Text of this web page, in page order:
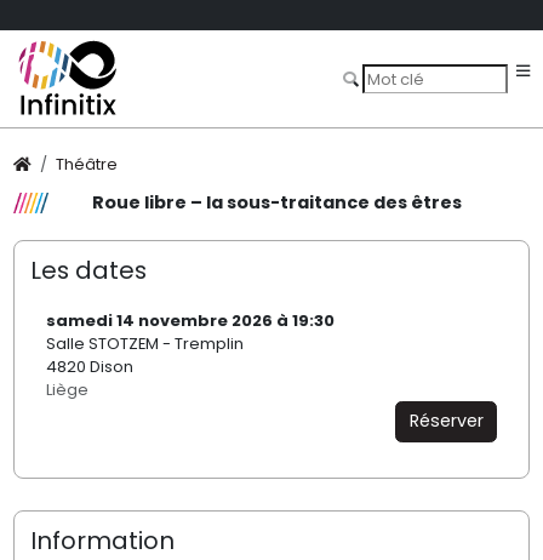
Théâtre
Roue libre – la sous-traitance des êtres
Les dates
samedi 14 novembre 2026 à 19:30
Salle STOTZEM - Tremplin
4820 Dison
Liège
Réserver
Information